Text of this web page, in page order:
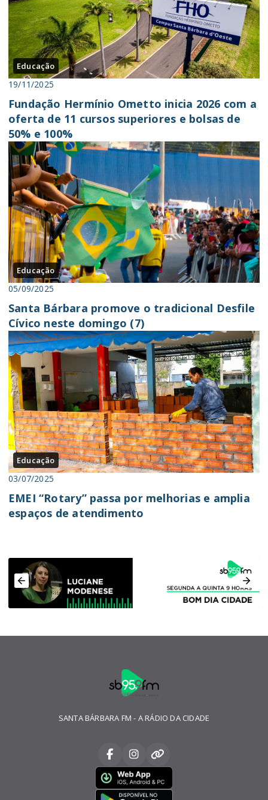
Educação
19/11/2025
Fundação Hermínio Ometto inicia 2026 com a
oferta de 11 cursos superiores e bolsas de
50% e 100%
Educação
05/09/2025
Santa Bárbara promove o tradicional Desfile
Cívico neste domingo (7)
Educação
03/07/2025
EMEI “Rotary” passa por melhorias e amplia
espaços de atendimento
SANTA BÁRBARA FM - A RÁDIO DA CIDADE